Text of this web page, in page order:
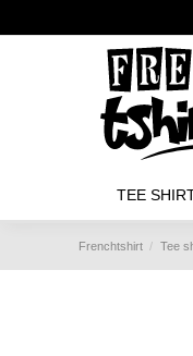
TEE
Frenchtshirt Tee